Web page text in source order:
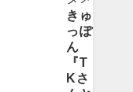
次回
の開
催場
所は
どこ
にな
よ！
今回
はヌ
ート
バー
リー
グ
「F
リー
グ」
が今
きゅ
っぽ
ん
『T
Kさ